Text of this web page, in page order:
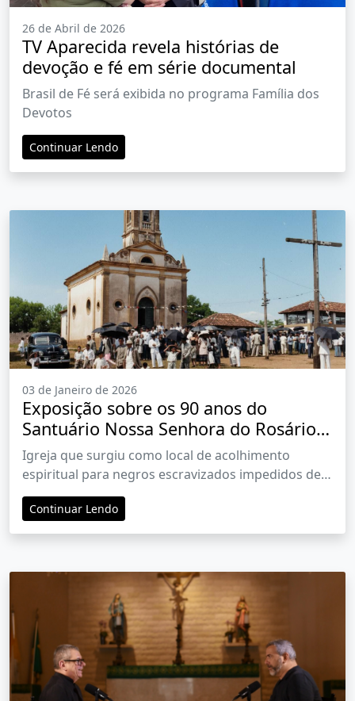
26 de Abril de 2026
TV Aparecida revela histórias de
devoção e fé em série documental
Brasil de Fé será exibida no programa Família dos
Devotos
Continuar Lendo
03 de Janeiro de 2026
Exposição sobre os 90 anos do
Santuário Nossa Senhora do Rosário
abre Arte no Shopping 2026
Igreja que surgiu como local de acolhimento
espiritual para negros escravizados impedidos de
frequentar a Capela Mor celebra sua história em
exposição montada pela comunidade atual
Continuar Lendo